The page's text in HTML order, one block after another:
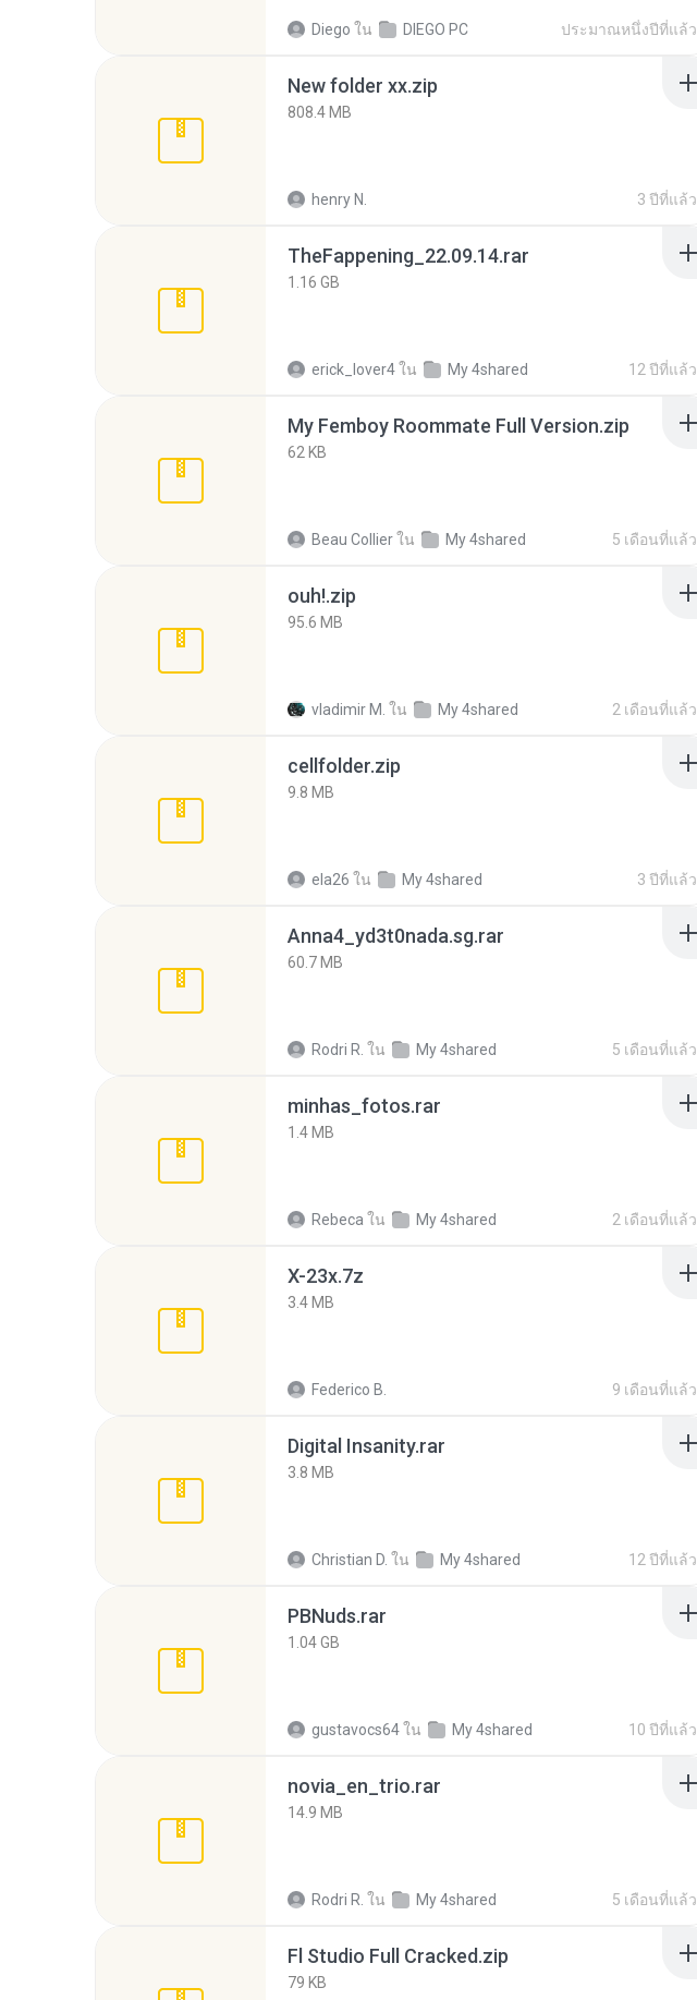
Diego ใน DIEGO PC ประมาณหนึ่งปีที่แล้ว
New folder xx.zip
808.4 MB
henry N. 3 ปีที่แล้ว
TheFappening_22.09.14.rar
1.16 GB
erick_lover4ใน My 4shared 12 ปีที่แล้ว
My Femboy Roommate Full Version.zip
62 KB
Beau Collierใน My 4shared 5 เดือนที่แล้ว
ouh!.zip
95.6 MB
vladimir M. ใน My 4shared 2 เดือนที่แล้ว
cellfolder.zip
9.8 MB
ela26 ใน My 4shared 3 ปีที่แล้ว
Anna4_yd3t0nada.sg.rar
60.7 MB
Rodri R. ใน My 4shared 5 เดือนที่แล้ว
minhas_fotos.rar
1.4 MB
Rebeca ใน My 4shared 2 เดือนที่แล้ว
X-23x.7z
3.4 MB
Federico B. 9 เดือนที่แล้ว
Digital Insanity.rar
3.8 MB
Christian D. ใน My 4shared 12 ปีที่แล้ว
PBNuds.rar
1.04 GB
gustavocs64ใน My 4shared 10 ปีที่แล้ว
novia_en_trio.rar
14.9 MB
Rodri R. ใน My 4shared 5 เดือนที่แล้ว
Fl Studio Full Cracked.zip
79 KB